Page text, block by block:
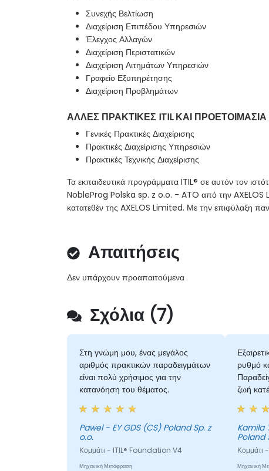
Συνεχής Βελτίωση
Διαχείριση Επιπέδου Υπηρεσιών
Έλεγχος Αλλαγών
Διαχείριση Περιστατικών
Διαχείριση Αιτημάτων Υπηρεσιών
Γραφείο Εξυπηρέτησης
Διαχείριση Προβλημάτων
ΑΛΛΕΣ ΠΡΑΚΤΙΚΕΣ ITIL ΚΑΙ
Γενικές Πρακτικές Διαχείρισης
Πρακτικές Διαχείρισης Υπηρεσιών
Πρακτικές Τεχνικής Διαχείρισης
Τα εκπαιδευτικά προγράμματα ITIL® σε αυτόν τον
NobleProg Polska sp. z o.o. - ATO από την AXELOS
κατατεθέν της AXELOS Limited. Με την επιφύλαξη
Απαιτήσεις
Δεν υπάρχουν προαπαιτούμενα
Σχόλια (7)
Στη γνώμη μου, ένας μεγάλος
αριθμός πρακτικών παραδειγμάτων
είναι πολύ χρήσιμος για την
κατανόηση του θέματος.
Pawel - EY GDS (CS) Poland Sp. z
o.o.
Κομμάτι - ITIL® Foundation V4
Μηχανική Μετάφραση
ρυθμό
ζωή
χώρος
Kamila
Poland
Κομμάτι
Μηχανική